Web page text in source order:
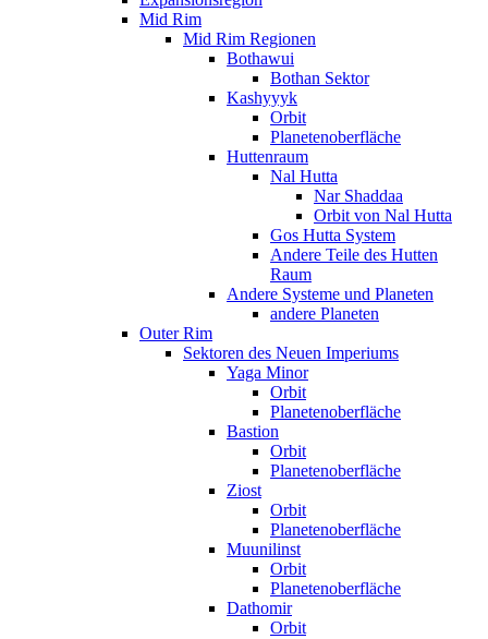
Mid Rim
Mid Rim Regionen
Bothawui
Bothan Sektor
Kashyyyk
Orbit
Planetenoberfläche
Huttenraum
Nal Hutta
Nar Shaddaa
Orbit von Nal Hutta
Gos Hutta System
Andere Teile des Hutten
Raum
Andere Systeme und Planeten
andere Planeten
Outer Rim
Sektoren des Neuen Imperiums
Yaga Minor
Orbit
Planetenoberfläche
Bastion
Orbit
Planetenoberfläche
Ziost
Orbit
Planetenoberfläche
Muunilinst
Orbit
Planetenoberfläche
Dathomir
Orbit